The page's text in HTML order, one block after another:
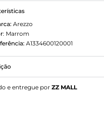
Arezzo
: Marrom
A1334600120001
Salto Baixo Cano
e entregue por ZZ MALL